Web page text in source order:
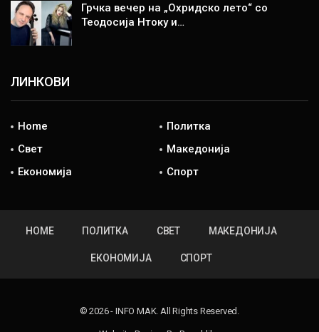
Грчка вечер на „Охридско лето“ со
Теодосија Нтоку и…
ЛИНКОВИ
Home
Политка
Свет
Македонија
Економија
Спорт
HOME ПОЛИТКА СВЕТ МАКЕДОНИЈА
ЕКОНОМИЈА СПОРТ
© 2026 - INFO MAK. All Rights Reserved.